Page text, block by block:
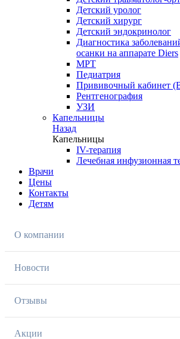
Детский уролог
Детский хирург
Детский эндокринолог
Диагностика
осанки на аппарате Diers
МРТ
Педиатрия
Прививочный кабинет
Рентгенография
УЗИ
Капельницы
Назад
Капельницы
IV-терапия
Лечебная инфузионная
Врачи
Цены
Контакты
Детям
О компании
Новости
Отзывы
Акции